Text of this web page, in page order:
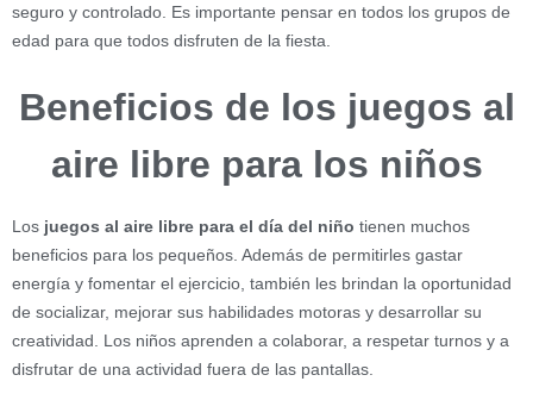
seguro y controlado. Es importante pensar en todos los grupos de
edad para que todos disfruten de la fiesta.
Beneficios de los juegos al
aire libre para los niños
Los juegos al aire libre para el día del niño tienen muchos
beneficios para los pequeños. Además de permitirles gastar
energía y fomentar el ejercicio, también les brindan la oportunidad
de socializar, mejorar sus habilidades motoras y desarrollar su
creatividad. Los niños aprenden a colaborar, a respetar turnos y a
disfrutar de una actividad fuera de las pantallas.